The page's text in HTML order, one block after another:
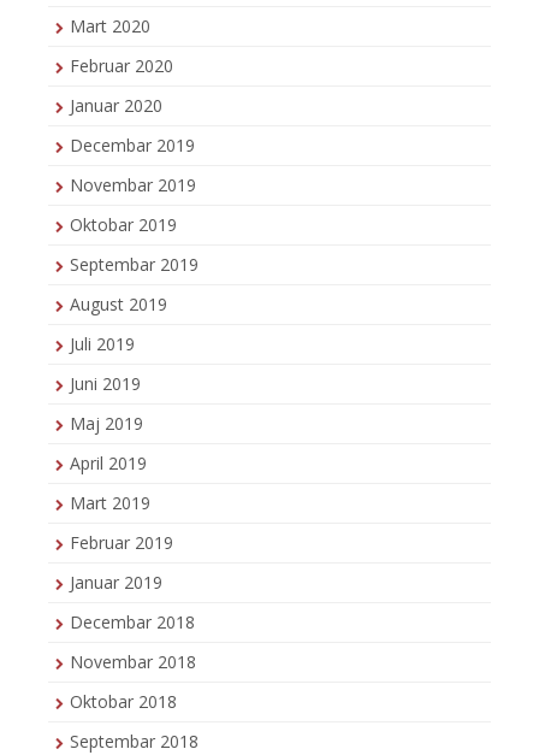
Mart 2020
Februar 2020
Januar 2020
Decembar 2019
Novembar 2019
Oktobar 2019
Septembar 2019
August 2019
Juli 2019
Juni 2019
Maj 2019
April 2019
Mart 2019
Februar 2019
Januar 2019
Decembar 2018
Novembar 2018
Oktobar 2018
Septembar 2018